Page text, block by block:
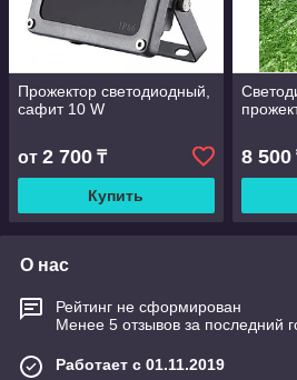
Прожектор светодиодный,
сафит 10 W
от 2 700 ₸
Купить
8 500
О нас
Рейтинг не сформирован
Менее 5 отзывов за последний
Работает с 01.11.2019